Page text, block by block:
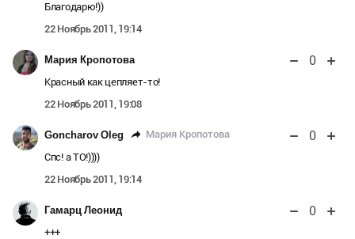
Благодарю!))
22 Ноябрь 2011, 19:14
Мария Кропотова 0
Красный как цепляет-то!
22 Ноябрь 2011, 19:08
Goncharov Oleg Мария Кропотова 0
Спс! а ТО!))))
22 Ноябрь 2011, 19:14
Гамарц Леонид 0
+++